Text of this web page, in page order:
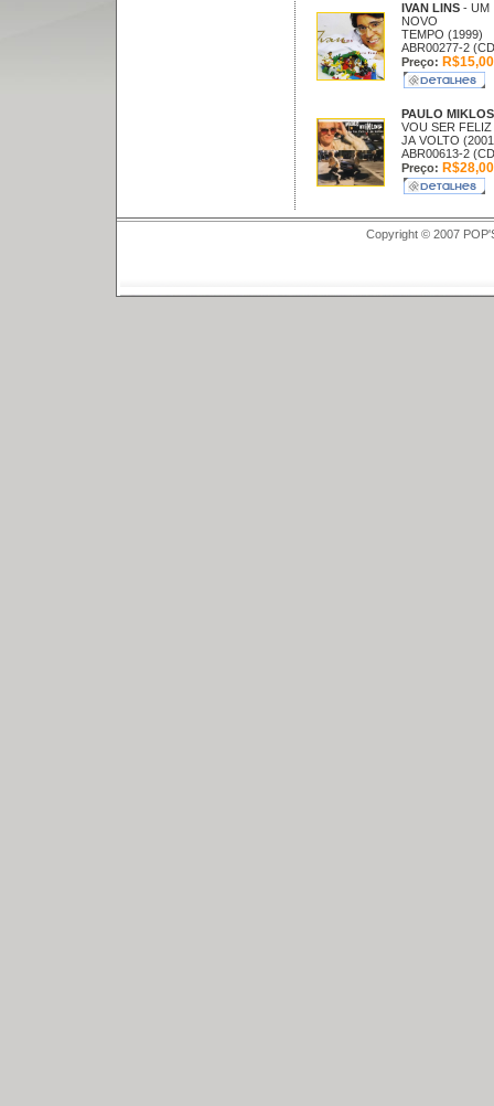
IVAN LINS - UM
NOVO
TEMPO (1999)
ABR00277-2
Preço: R$15,00
PAULO
VOU SER FELIZ
JA VOLTO
ABR00613-2
Preço: R$28,00
Copyright © 2007